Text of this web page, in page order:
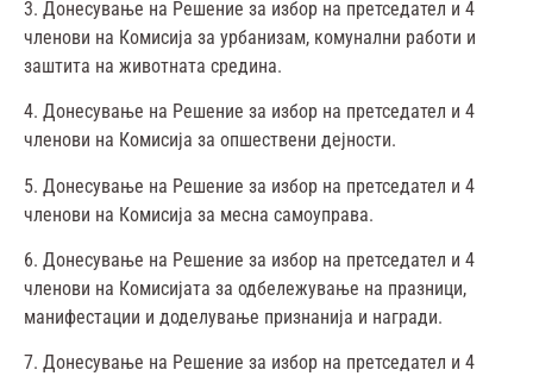
3. Донесување на Решение за избор на претседател и 4
членови на Комисија за урбанизам, комунални работи и
заштита на животната средина.
4. Донесување на Решение за избор на претседател и 4
членови на Комисија за опшествени дејности.
5. Донесување на Решение за избор на претседател и 4
членови на Комисија за месна самоуправа.
6. Донесување на Решение за избор на претседател и 4
членови на Комисијата за одбележување на празници,
манифестации и доделување признанија и награди.
7. Донесување на Решение за избор на претседател и 4